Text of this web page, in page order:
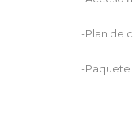
-Plan de
-